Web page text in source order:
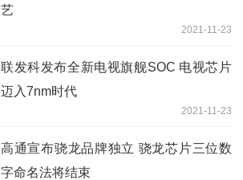
艺
2021-11-23
联发科发布全新电视旗舰SOC 电视芯片
迈入7nm时代
2021-11-23
高通宣布骁龙品牌独立 骁龙芯片三位数
字命名法将结束